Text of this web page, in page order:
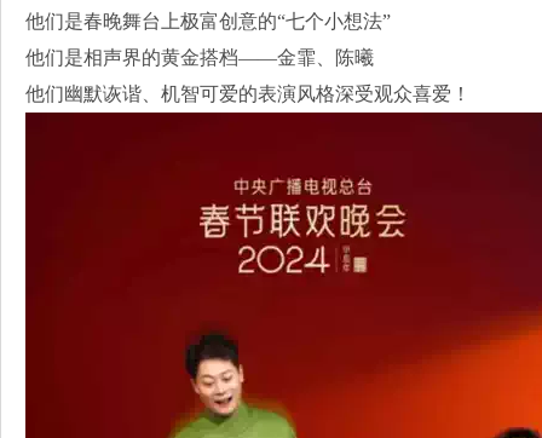
他们是春晚舞台上极富创意的“七个小想法”
他们是相声界的黄金搭档——金霏、陈曦
他们幽默诙谐、机智可爱的表演风格深受观众喜爱！